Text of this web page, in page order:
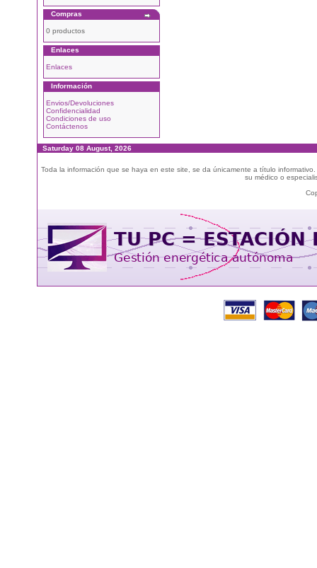
Compras
0 productos
Enlaces
Enlaces
Información
Envios/Devoluciones
Confidencialidad
Condiciones de uso
Contáctenos
Saturday 08 August, 2026
Toda la información que se haya en este site, se da únicamente a título
su médico o